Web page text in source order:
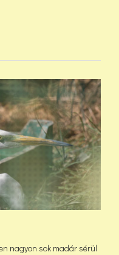
nagyon sok madár sérül